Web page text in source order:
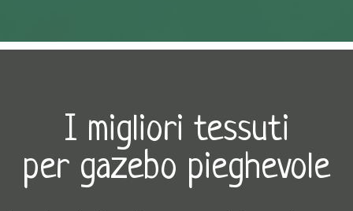
I migliori tessuti
per gazebo pieghevole